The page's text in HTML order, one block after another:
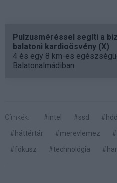
Pulzusméréssel segíti a
balatoni kardioösvény (X)
4 és egy 8 km-es
Balatonalmádiban.
Címkék: #intel #ssd #hdd
#háttértár
#merevlemez
#fókusz
#technológia